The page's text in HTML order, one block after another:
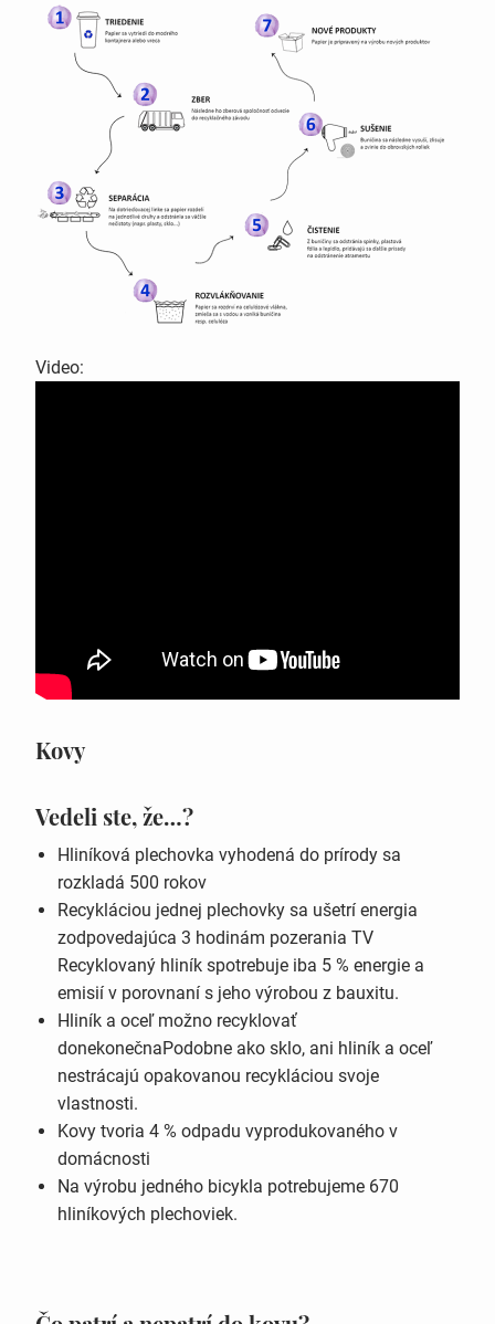
Video:
Kovy
Vedeli ste, že…?
Hliníková plechovka vyhodená do prírody sa
rozkladá 500 rokov
Recykláciou jednej plechovky sa ušetrí energia
zodpovedajúca 3 hodinám pozerania TV
Recyklovaný hliník spotrebuje iba 5 % energie a
emisií v porovnaní s jeho výrobou z bauxitu.
Hliník a oceľ možno recyklovať
donekonečnaPodobne ako sklo, ani hliník a oceľ
nestrácajú opakovanou recykláciou svoje
vlastnosti.
Kovy tvoria 4 % odpadu vyprodukovaného v
domácnosti
Na výrobu jedného bicykla potrebujeme 670
hliníkových plechoviek.